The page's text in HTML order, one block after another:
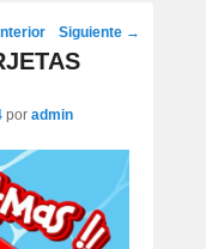
Siguiente →
por admin